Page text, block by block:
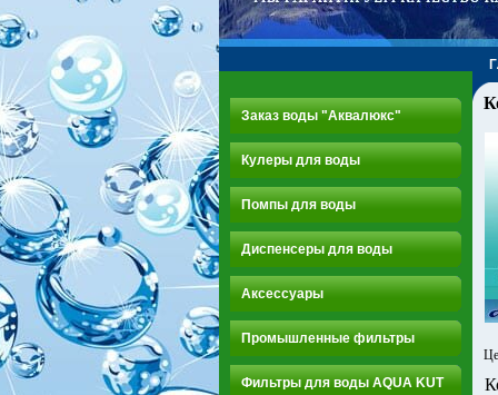
Заказ воды "Аквалюкс"
Кулеры для воды
Помпы для воды
Диспенсеры для воды
Аксессуары
Промышленные фильтры
Фильтры для воды AQUA KUT